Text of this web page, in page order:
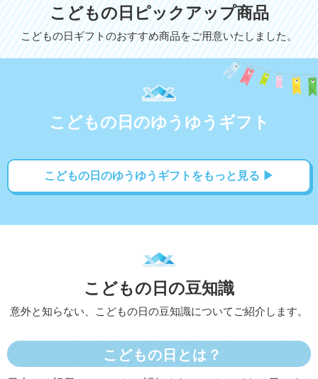
こどもの日ピックアップ商品
こどもの日ギフトのおすすめ商品をご用意いたしました。
こどもの日のゆうゆうギフト
こどもの日のゆうゆうギフトをもっと見る ▶
こどもの日の豆知識
意外と知らない、こどもの日の豆知識についてご紹介します。
こどもの日とは？